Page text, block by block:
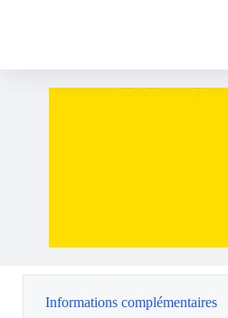
Informations complémentaires